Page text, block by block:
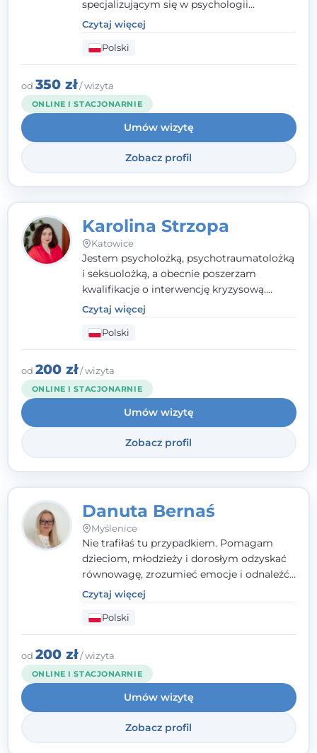
specjalizującym się w psychologii
klinicznej. Ukończyłam również studia
podyplomowe z Praktycznej Diagnozy
Psychologicznej. Aktywnie uczestniczę w
działalności Polskiego Towarzystwa
Psychiatrycznego oraz Polskiego
Towarzystwa Psychologicznego, a także
jestem członkiem nadzwyczajnym
Wielkopolskiego Towarzystwa Terapii
Systemowej.
Czytaj więcej
Polski
od 350 zł/ wizyta
ONLINE I STACJONARNIE
Umów wizytę
Zobacz profil
Karolina Strzopa
Katowice
Jestem psycholożką, psychotraumatolożką
i seksuolożką, a obecnie poszerzam
kwalifikacje o interwencję kryzysową.
Pracuję w nurcie terapii trzeciej fali, łącząc
metody o potwierdzonej skuteczności.
Towarzyszę młodzieży, dorosłym i parom w
radzeniu sobie z bolesnymi
doświadczeniami tak, by mogli żyć pełniej.
Czytaj więcej
Polski
od 200 zł/ wizyta
ONLINE I STACJONARNIE
Umów wizytę
Zobacz profil
Danuta Bernaś
Myślenice
Nie trafiłaś tu przypadkiem. Pomagam
dzieciom, młodzieży i dorosłym odzyskać
równowagę, zrozumieć emocje i odnaleźć
wewnętrzną siłę. Moja droga do
psychologii zaczęła się od życia - pełnego
wyzwań, które nauczyły mnie uważności,
empatii i pokory. Dziś łączę doświadczenie
nauczycielki, psychologa, psychoterapeuty
i seksuologa tworząc bezpieczną
przestrzeń, w której można poczuć spokój i
wsparcie. Nie obiecuję łatwych rozwiązań -
ale mogę obiecać, że będę po Twojej
Czytaj więcej
Polski
od 200 zł/ wizyta
ONLINE I STACJONARNIE
Umów wizytę
Zobacz profil